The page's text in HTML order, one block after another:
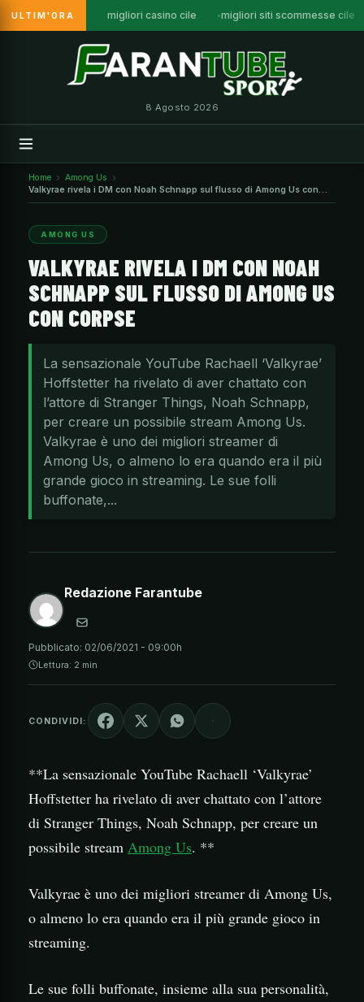
ULTIM'ORA migliori casino cile migliori siti scommesse cile
8 Agosto 2026
Home
Among Us
Valkyrae rivela i DM con Noah Schnapp sul flusso di Among Us con
Corpse
AMONG US
VALKYRAE RIVELA I DM CON NOAH
SCHNAPP SUL FLUSSO DI AMONG US
CON CORPSE
La sensazionale YouTube Rachaell ‘Valkyrae’
Hoffstetter ha rivelato di aver chattato con
l’attore di Stranger Things, Noah Schnapp,
per creare un possibile stream Among Us.
Valkyrae è uno dei migliori streamer di
Among Us, o almeno lo era quando era il più
grande gioco in streaming. Le sue folli
buffonate,...
Redazione Farantube
Pubblicato: 02/06/2021 - 09:00h
Lettura: 2 min
CONDIVIDI:
**La sensazionale YouTube Rachaell ‘Valkyrae’
Hoffstetter ha rivelato di aver chattato con l’attore
di Stranger Things, Noah Schnapp, per creare un
possibile stream Among Us. **
Valkyrae è uno dei migliori streamer di Among Us,
o almeno lo era quando era il più grande gioco in
streaming.
Le sue folli buffonate, insieme alla sua personalità,